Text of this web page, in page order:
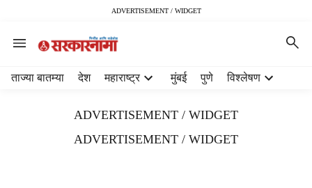
ADVERTISEMENT / WIDGET
ताज्या बातम्या देश महाराष्ट्र मुंबई पुणे विश्लेषण
ADVERTISEMENT / WIDGET
ADVERTISEMENT / WIDGET